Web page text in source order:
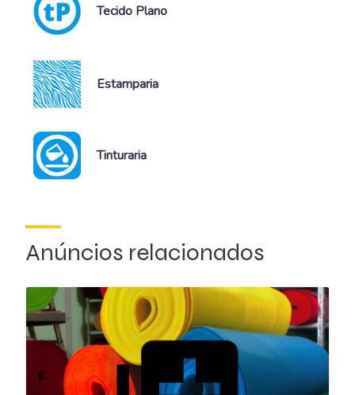
Tecido Plano
Estamparia
Tinturaria
Anúncios relacionados